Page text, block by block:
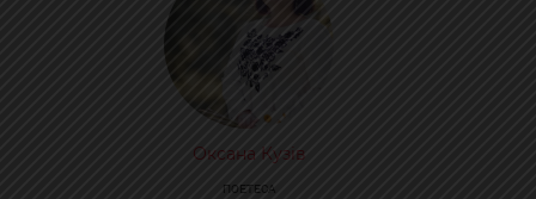
Оксана Кузів
ПОЕТЕСА